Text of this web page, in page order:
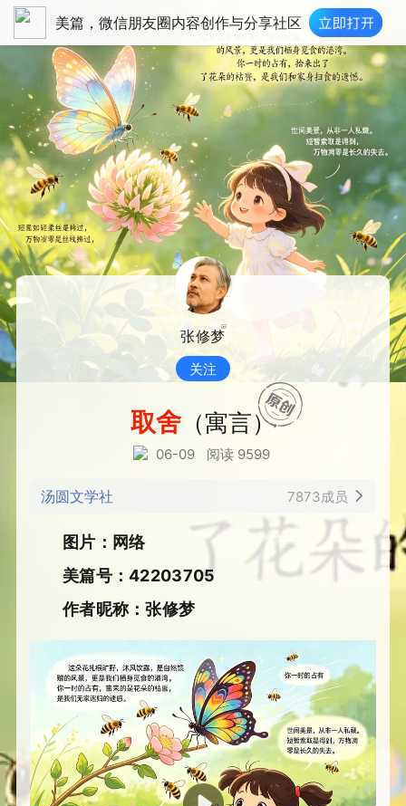
美篇，微信朋友圈内容创作与分享社区
张修梦
关注
取舍（寓言）
06-09 阅读 9599
汤圆文学社 7873成员
图片：网络
美篇号：42203705
作者昵称：张修梦